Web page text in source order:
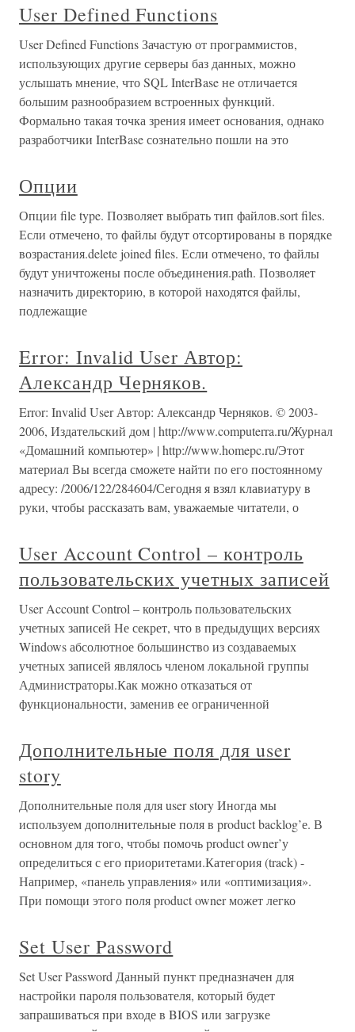
User Defined Functions
User Defined Functions Зачастую от программистов,
использующих другие серверы баз данных, можно
услышать мнение, что SQL InterBase не отличается
большим разнообразием встроенных функций.
Формально такая точка зрения имеет основания, однако
разработчики InterBase сознательно пошли на это
Опции
Опции file type. Позволяет выбрать тип файлов.sort files.
Если отмечено, то файлы будут отсортированы в порядке
возрастания.delete joined files. Если отмечено, то файлы
будут уничтожены после объединения.path. Позволяет
назначить директорию, в которой находятся файлы,
подлежащие
Error: Invalid User Автор:
Александр Черняков.
Error: Invalid User Автор: Александр Черняков. © 2003-
2006, Издательский дом | http://www.computerra.ru/Журнал
«Домашний компьютер» | http://www.homepc.ru/Этот
материал Вы всегда сможете найти по его постоянному
адресу: /2006/122/284604/Сегодня я взял клавиатуру в
руки, чтобы рассказать вам, уважаемые читатели, о
User Account Control – контроль
пользовательских учетных записей
User Account Control – контроль пользовательских
учетных записей Не секрет, что в предыдущих версиях
Windows абсолютное большинство из создаваемых
учетных записей являлось членом локальной группы
Администраторы.Как можно отказаться от
функциональности, заменив ее ограниченной
Дополнительные поля для user
story
Дополнительные поля для user story Иногда мы
используем дополнительные поля в product backlog’е. В
основном для того, чтобы помочь product owner’у
определиться с его приоритетами.Категория (track) -
Например, «панель управления» или «оптимизация».
При помощи этого поля product owner может легко
Set User Password
Set User Password Данный пункт предназначен для
настройки пароля пользователя, который будет
запрашиваться при входе в BIOS или загрузке